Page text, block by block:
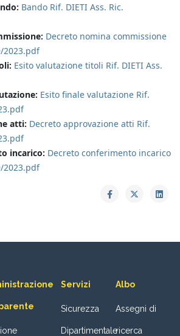
Bando Rif. DIETI Ass. Ric.
Decreto nomina commissione
2023.pdf
Esito valutazione titoli Rif. DIETI Ass.
Esito finale valutazione Rif.
atti: Decreto approvazione atti Rif.
incarico: Decreto conferimento incarico
2023.pdf
Servizi
Sicurezza
Dipartimentale
Albo
Assegni di
ricerca